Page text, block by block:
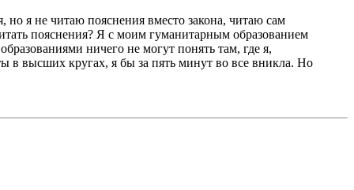
но я не читаю пояснения вместо закона, читаю сам
пояснения? Я с моим гуманитарным образованием
ничего не могут понять там, где я,
в высших кругах, я бы за пять минут во все вникла. Но